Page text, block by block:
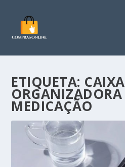
ETIQUETA: CAIXA
ORGANIZADORA
MEDICAÇÃO